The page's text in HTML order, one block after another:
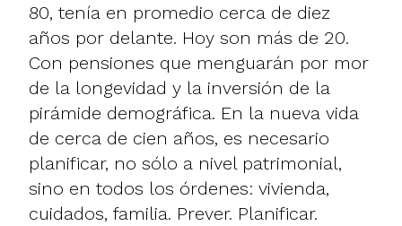
80, tenía en promedio cerca de diez
años por delante. Hoy son más de 20.
Con pensiones que menguarán por mor
de la longevidad y la inversión de la
pirámide demográfica. En la nueva vida
de cerca de cien años, es necesario
planificar, no sólo a nivel patrimonial,
sino en todos los órdenes: vivienda,
cuidados, familia. Prever. Planificar.